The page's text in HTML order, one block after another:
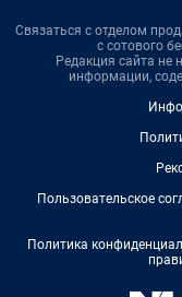
Связаться с отделом
с сотового
Редакция сайта не
информации,
Пользовательское
Политика